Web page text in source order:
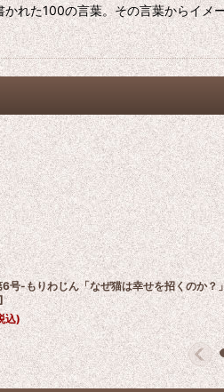
れた100の言葉。その言葉からイ
号-もりわじん「なぜ猫は幸せを招くのか？
込)